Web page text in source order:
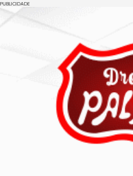
PUBLICIDADE